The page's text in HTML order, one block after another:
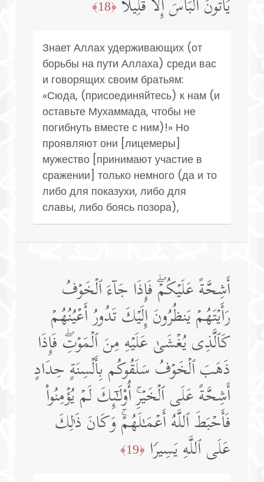
یَأۡتُونَ ٱلۡبَأۡسَ إِلَّا قَلِیلًا ﴿18﴾
Знает Аллах удерживающих (от
борьбы на пути Аллаха) среди вас
и говорящих своим братьям:
«Сюда, (присоединяйтесь) к нам (и
оставьте Мухаммада, чтобы не
погибнуть вместе с ним)!» Но
проявляют они [лицемеры]
мужество [принимают участие в
сражении] только немного (да и то
либо для показухи, либо для
славы, либо боясь позора),
أَشِحَّةً عَلَیۡكُمۡۖ فَإِذَا جَاۤءَ ٱلۡخَوۡفُ
رَأَیۡتَهُمۡ یَنظُرُونَ إِلَیۡكَ تَدُورُ أَعۡیُنُهُمۡ
كَٱلَّذِی یُغۡشَىٰ عَلَیۡهِ مِنَ ٱلۡمَوۡتِۖ فَإِذَا
ذَهَبَ ٱلۡخَوۡفُ سَلَقُوكُم بِأَلۡسِنَةٍ حِدَادٍ
أَشِحَّةً عَلَى ٱلۡخَیۡرِۚ أُو۟لَـٰۤىِٕكَ لَمۡ یُؤۡمِنُوا۟
فَأَحۡبَطَ ٱللَّهُ أَعۡمَـٰلَهُمۡۚ وَكَانَ ذَ ٰ⁠لِكَ
عَلَى ٱللَّهِ یَسِیرࣰا ﴿19﴾